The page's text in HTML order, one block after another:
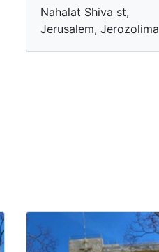
Nahalat Shiva st,
Jerusalem, Jerozolima